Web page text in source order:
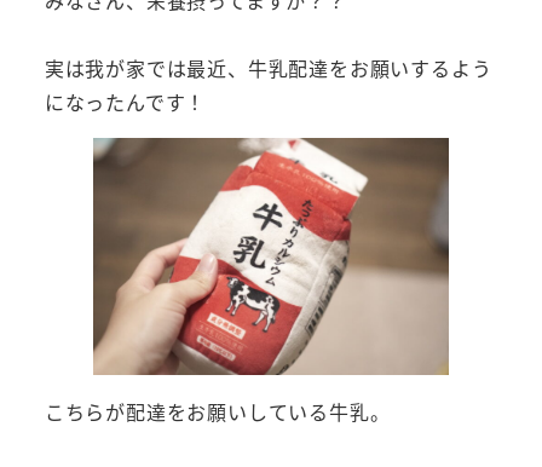
実は我が家では最近、牛乳配達をお願いするよう
になったんです！
こちらが配達をお願いしている牛乳。